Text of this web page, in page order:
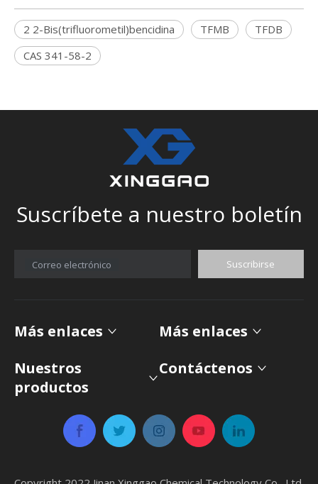
2 2-Bis(trifluorometil)bencidina TFMB
TFDB
CAS 341-58-2
Suscríbete a nuestro boletín
Correo electrónico Suscribirse
Más enlaces
Más enlaces
Nuestros
productos
Contáctenos